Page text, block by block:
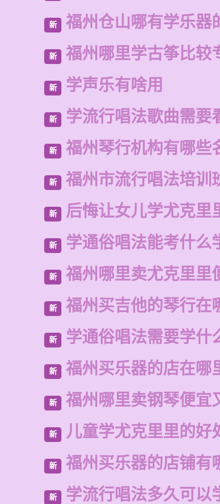
新 福州仓山哪有学乐器
新 福州哪里学古筝比较
新 学声乐有啥用
新 学流行唱法歌曲需要
新 福州琴行机构有哪些
新 福州市流行唱法培训
新 后悔让女儿学尤克里
新 学通俗唱法能考什么
新 福州哪里卖尤克里里
新 福州买吉他的琴行在
新 学通俗唱法需要学什
新 福州买乐器的店在哪
新 福州哪里卖钢琴便宜
新 儿童学尤克里里的好
新 福州买乐器的店铺有
新 学流行唱法多久可以